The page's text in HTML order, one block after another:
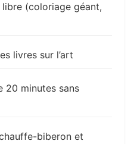
(coloriage géant,
livres sur l’art
20 minutes sans
biberon et